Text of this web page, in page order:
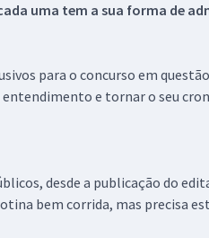
uma tem a sua forma de
para o concurso em
e tornar o seu
desde a publicação do
bem corrida, mas precisa